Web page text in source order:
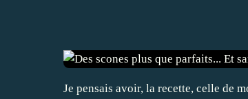
Je pensais avoir, la recette, celle de